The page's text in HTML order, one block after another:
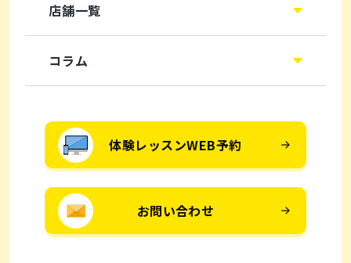
店舗一覧
コラム
体験レッスンWEB予約
お問い合わせ